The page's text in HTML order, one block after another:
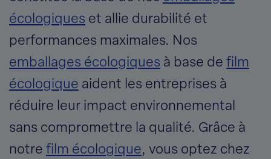
écologiques et allie durabilité et
performances maximales. Nos
emballages écologiques à base de film
écologique aident les entreprises à
réduire leur impact environnemental
sans compromettre la qualité. Grâce à
notre film écologique, vous optez chez